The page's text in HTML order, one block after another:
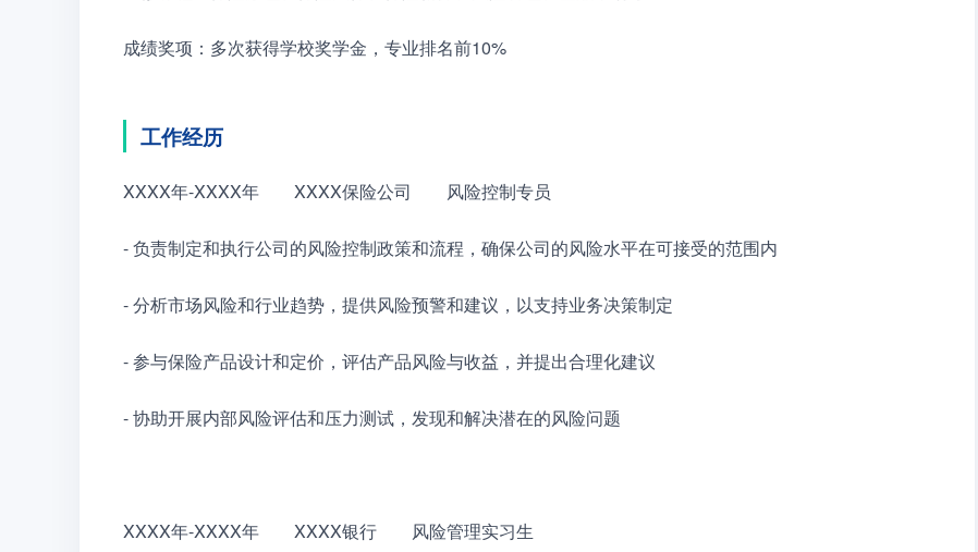
成绩奖项：多次获得学校奖学金，专业排名前10%
工作经历
XXXX年-XXXX年　　XXXX保险公司　　风险控制专员
- 负责制定和执行公司的风险控制政策和流程，确保公司的风险水平在可接受的范围内
- 分析市场风险和行业趋势，提供风险预警和建议，以支持业务决策制定
- 参与保险产品设计和定价，评估产品风险与收益，并提出合理化建议
- 协助开展内部风险评估和压力测试，发现和解决潜在的风险问题
XXXX年-XXXX年　　XXXX银行　　风险管理实习生